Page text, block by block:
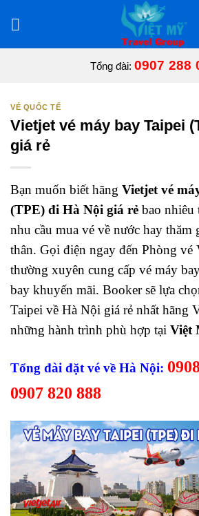
Tổng đài: 0907 288
VÉ QUỐC TẾ
Vietjet vé máy bay Taipei
giá rẻ
Bạn muốn biết hãng Vietjet vé
(TPE) đi Hà Nội giá rẻ bao nhiêu
nhu cầu mua vé về nước hay thăm
thân. Gọi điện ngay đến Phòng vé
thường xuyên cung cấp vé máy
bay khuyến mãi. Booker sẽ lựa
Taipei về Hà Nội giá rẻ nhất hãng
những hành trình phù hợp tại Việt
Tổng đài đặt vé về Hà Nội:
0907 820 888